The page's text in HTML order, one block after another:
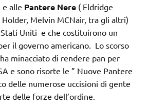
e alle Pantere Nere ( Eldridge
Holder, Melvin MCNair, tra gli altri)
Uniti e che costituirono un
il governo americano. Lo scorso
minacciato di rendere pan per
e sono risorte le ” Nuove Pantere
delle numerose uccisioni di gente
delle forze dell’ordine.